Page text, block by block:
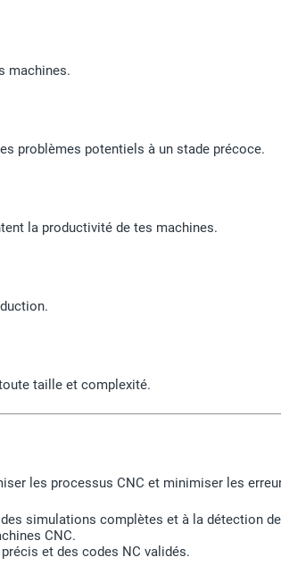
machines.
problèmes potentiels à un stade précoce.
la productivité de tes machines.
taille et complexité.
les processus CNC et minimiser les
simulations complètes et à la détection
CNC.
et des codes NC validés.